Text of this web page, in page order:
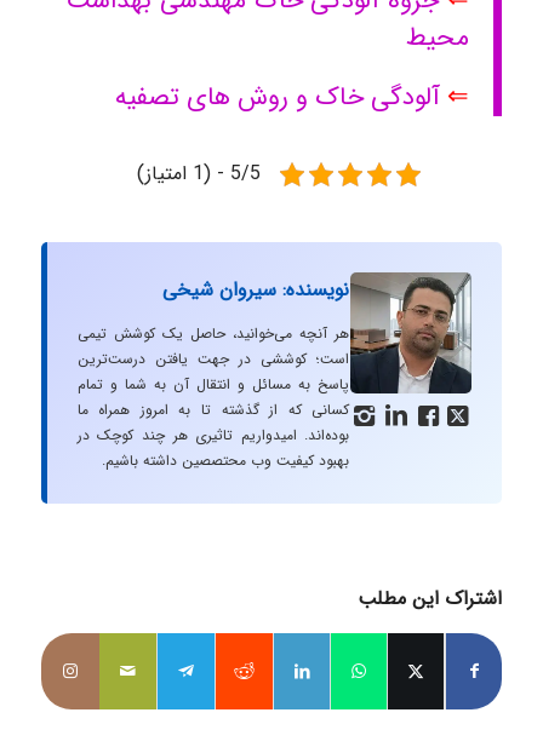
محیط
⇐ آلودگی خاک و روش های تصفیه
5/5 - (1 امتیاز)
   
نویسنده: سیروان شیخی
هر آنچه می‌خوانید، حاصل یک کوشش تیمی
است؛ کوششی در جهت یافتن درست‌ترین
پاسخ به مسائل و انتقال آن به شما و تمام
کسانی که از گذشته تا به امروز همراه ما
بوده‌اند. امیدواریم تاثیری هر چند کوچک در
بهبود کیفیت وب محتصصین داشته باشیم.
اشتراک این مطلب